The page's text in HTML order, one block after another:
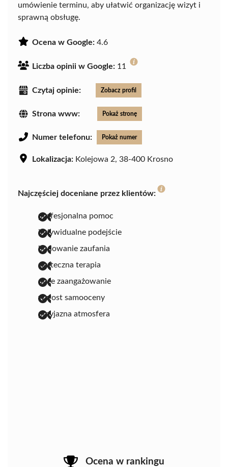
umówienie terminu, aby ułatwić organizację wizyt i
sprawną obsługę.
Ocena w Google: 4.6
Liczba opinii w Google: 11
Czytaj opinie: Zobacz profil
Strona www: Pokaż stronę
Numer telefonu: Pokaż numer
Lokalizacja: Kolejowa 2, 38-400 Krosno
Najczęściej doceniane przez klientów:
profesjonalna pomoc
indywidualne podejście
budowanie zaufania
skuteczna terapia
duże zaangażowanie
wzrost samooceny
przyjazna atmosfera
Ocena w rankingu